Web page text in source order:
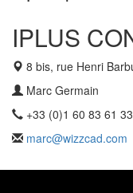
IPLUS
8 bis, rue Henri
Marc Germain
+33 (0)1 60 83 61 33
marc@wizzcad.com